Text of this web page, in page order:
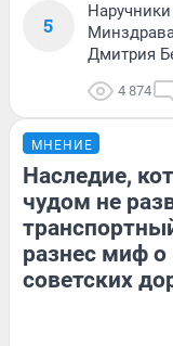
5
Дмитрия
4 874
МНЕНИЕ
Наследие,
чудом не
разнес миф о
советских